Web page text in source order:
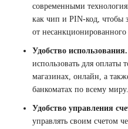
современными
как чип и PIN-код, чтобы
от несанкционированного
Удобство использования.
использовать для оплаты
магазинах, онлайн, а
банкоматах по всему миру.
Удобство управления
управлять своим счетом